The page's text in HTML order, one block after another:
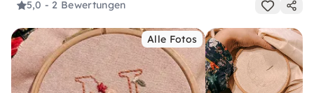
5,0 - 2 Bewertungen
Alle Fotos